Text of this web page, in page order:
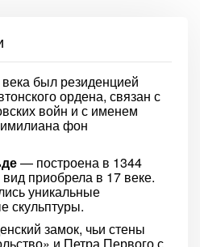
был резиденцией
ордена, связан с
войн и с именем
фон
— построена в 1344
приобрела в 17 веке.
уникальные
скульптуры.
замок, чьи стены